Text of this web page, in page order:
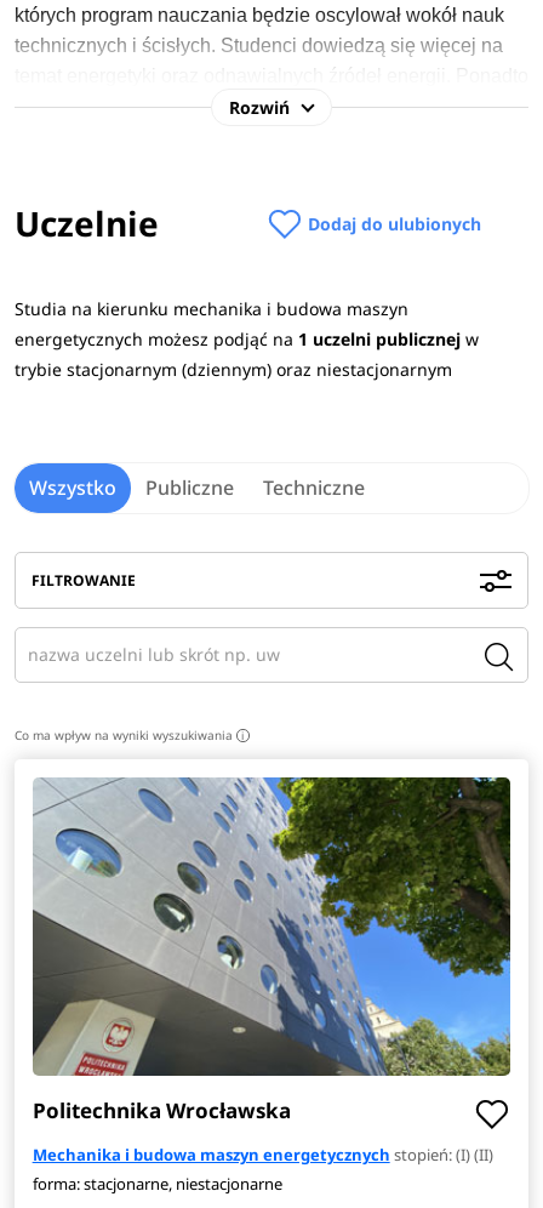
których program nauczania będzie oscylował wokół nauk
technicznych i ścisłych. Studenci dowiedzą się więcej na
temat energetyki oraz odnawialnych źródeł energii. Ponadto
nauczą się projektowania obiektów i urządzeń
W procesie rekrutacji na studia 2026/2027 na
maturalne to:język obcy nowożytny ,język polski
oraz matematyka.Sprawdźwymagane przedmioty
maturalne na uczelniach>
Absolwenci znajdą zatrudnienie w przemyśle maszynowym
Rozwiń
Uczelnie Dodaj do ulubionych
Studia na kierunku mechanika i budowa maszyn
energetycznych możesz podjąć na 1 uczelni publicznejw
trybie stacjonarnym (dziennym) oraz niestacjonarnym
Wszystko Publiczne Techniczne
FILTROWANIE
Co ma wpływ na wyniki wyszukiwania i
Politechnika Wrocławska
Mechanika i budowa maszyn energetycznych stopień: (I) (II)
forma: stacjonarne, niestacjonarne